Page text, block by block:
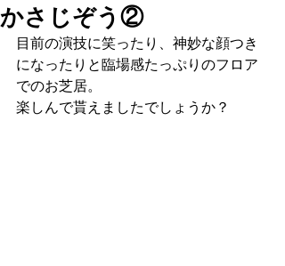
かさじぞう②
目前の演技に笑ったり、神妙な顔つき
になったりと臨場感たっぷりのフロア
でのお芝居。
楽しんで貰えましたでしょうか？